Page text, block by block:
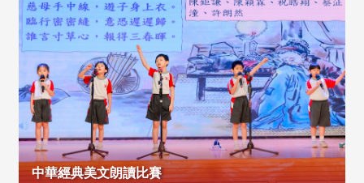
中華經典美文朗讀比賽